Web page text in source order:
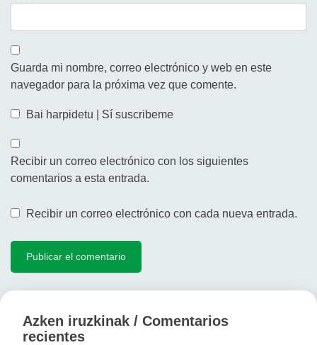
Guarda mi nombre, correo electrónico y web en este
navegador para la próxima vez que comente.
Bai harpidetu | Sí suscribeme
Recibir un correo electrónico con los siguientes
comentarios a esta entrada.
Recibir un correo electrónico con cada nueva entrada.
Azken iruzkinak / Comentarios
recientes